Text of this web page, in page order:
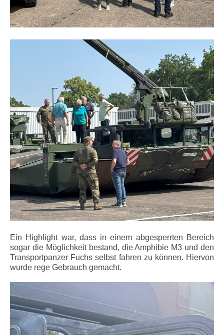
Ein Highlight war, dass in einem abgesperrten Bereich
sogar die Möglichkeit bestand, die Amphibie M3 und den
Transportpanzer Fuchs selbst fahren zu können. Hiervon
wurde rege Gebrauch gemacht.